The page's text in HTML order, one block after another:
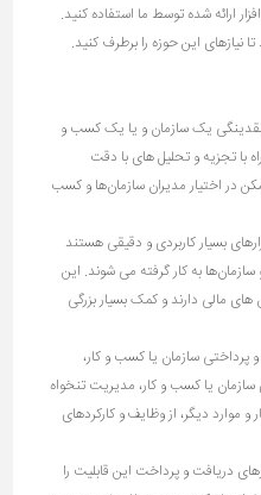
ارائه شده توسط ما استفاده کنید.
نیازهای این حوزه را برطرف کنید.
یک سازمان و یا یک کسب و
با تجزیه و تحلیل های با دقت
در اختیار مدیران سازمان‌ها و کسب
بسیار کاربردی و دقیقی هستند
به کار گرفته می شوند. این
های مالی دارند و کمک بسیار بزرگی
پرداختی سازمان یا کسب و کار،
یا کسب و کار، مدیریت تنخواه
موارد دیگر، از وظایف و کارکردهای
دریافت و پرداخت این قابلیت را